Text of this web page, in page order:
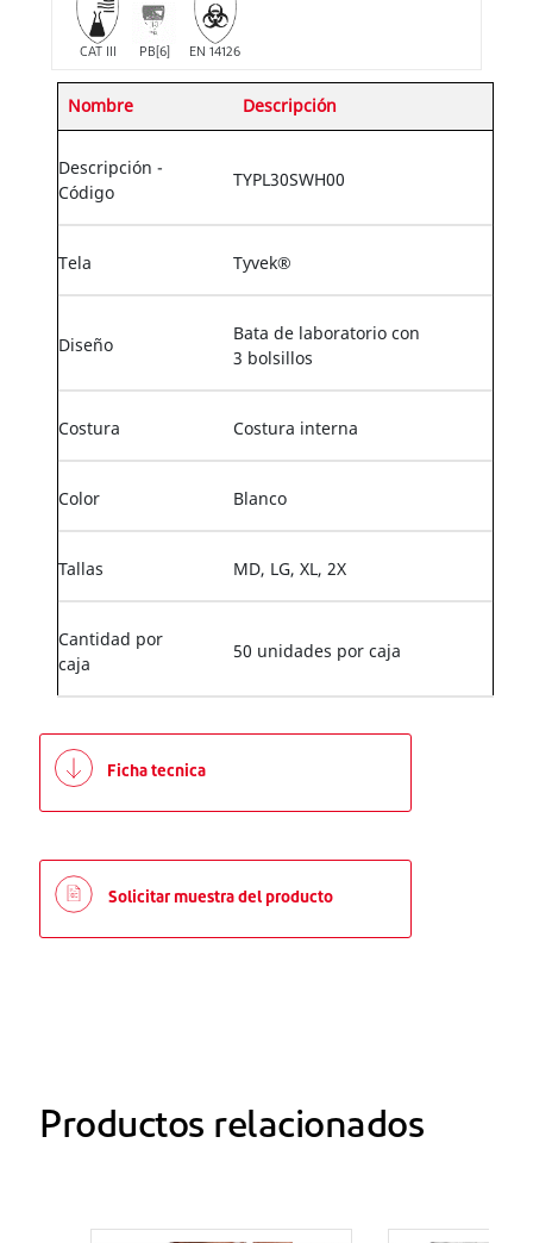
CAT III PB[6] EN 14126
Nombre Descripción
Descripción -
Código
TYPL30SWH00
Tela Tyvek®
Diseño
Bata de laboratorio con
3 bolsillos
Costura Costura interna
Color Blanco
Tallas MD, LG, XL, 2X
Cantidad por
caja
50 unidades por caja
Ficha tecnica
Solicitar muestra del producto
Productos relacionados